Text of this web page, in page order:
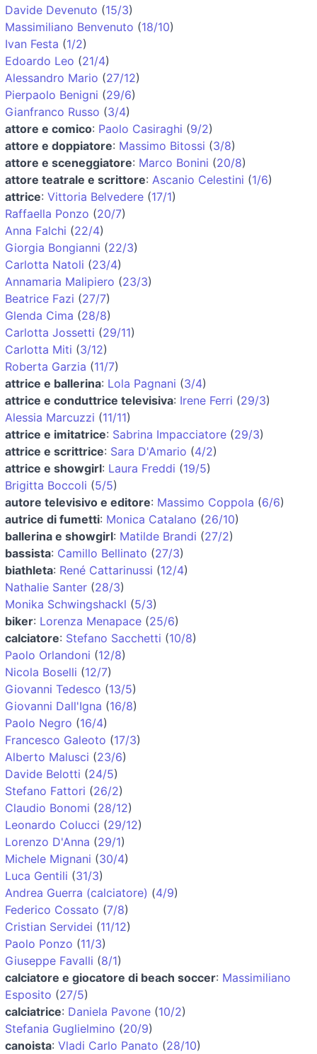
Davide Devenuto (15/3)
Massimiliano Benvenuto (18/10)
Ivan Festa (1/2)
Edoardo Leo (21/4)
Alessandro Mario (27/12)
Pierpaolo Benigni (29/6)
Gianfranco Russo (3/4)
attore e comico: Paolo Casiraghi (9/2)
attore e doppiatore: Massimo Bitossi (3/8)
attore e sceneggiatore: Marco Bonini (20/8)
attore teatrale e scrittore: Ascanio Celestini (1/6)
attrice: Vittoria Belvedere (17/1)
Raffaella Ponzo (20/7)
Anna Falchi (22/4)
Giorgia Bongianni (22/3)
Carlotta Natoli (23/4)
Annamaria Malipiero (23/3)
Beatrice Fazi (27/7)
Glenda Cima (28/8)
Carlotta Jossetti (29/11)
Carlotta Miti (3/12)
Roberta Garzia (11/7)
attrice e ballerina: Lola Pagnani (3/4)
attrice e conduttrice televisiva: Irene Ferri (29/3)
Alessia Marcuzzi (11/11)
attrice e imitatrice: Sabrina Impacciatore (29/3)
attrice e scrittrice: Sara D'Amario (4/2)
attrice e showgirl: Laura Freddi (19/5)
Brigitta Boccoli (5/5)
autore televisivo e editore: Massimo Coppola (6/6)
autrice di fumetti: Monica Catalano (26/10)
ballerina e showgirl: Matilde Brandi (27/2)
bassista: Camillo Bellinato (27/3)
biathleta: René Cattarinussi (12/4)
Nathalie Santer (28/3)
Monika Schwingshackl (5/3)
biker: Lorenza Menapace (25/6)
calciatore: Stefano Sacchetti (10/8)
Paolo Orlandoni (12/8)
Nicola Boselli (12/7)
Giovanni Tedesco (13/5)
Giovanni Dall'Igna (16/8)
Paolo Negro (16/4)
Francesco Galeoto (17/3)
Alberto Malusci (23/6)
Davide Belotti (24/5)
Stefano Fattori (26/2)
Claudio Bonomi (28/12)
Leonardo Colucci (29/12)
Lorenzo D'Anna (29/1)
Michele Mignani (30/4)
Luca Gentili (31/3)
Andrea Guerra (calciatore) (4/9)
Federico Cossato (7/8)
Cristian Servidei (11/12)
Paolo Ponzo (11/3)
Giuseppe Favalli (8/1)
calciatore e giocatore di beach soccer: Massimiliano
Esposito (27/5)
calciatrice: Daniela Pavone (10/2)
Stefania Guglielmino (20/9)
canoista: Vladi Carlo Panato (28/10)